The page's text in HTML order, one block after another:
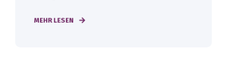
MEHR LESEN